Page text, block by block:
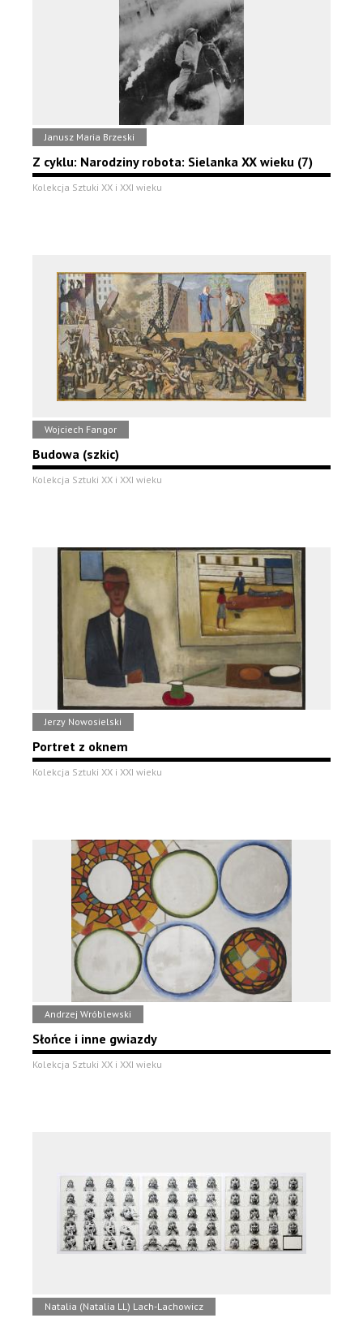
Janusz Maria Brzeski
Z cyklu: Narodziny robota: Sielanka XX wieku (7)
Kolekcja Sztuki XX i XXI wieku
Wojciech Fangor
Budowa (szkic)
Kolekcja Sztuki XX i XXI wieku
Jerzy Nowosielski
Portret z oknem
Kolekcja Sztuki XX i XXI wieku
Andrzej Wróblewski
Słońce i inne gwiazdy
Kolekcja Sztuki XX i XXI wieku
Natalia (Natalia LL) Lach-Lachowicz